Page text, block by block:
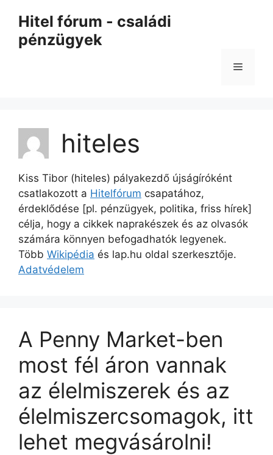
tartalomba
Hitel fórum - családi
pénzügyek
Menü
hiteles
Kiss Tibor (hiteles) pályakezdő újságíróként
csatlakozott a Hitelfórum csapatához,
érdeklődése [pl. pénzügyek, politika, friss hírek]
célja, hogy a cikkek naprakészek és az olvasók
számára könnyen befogadhatók legyenek.
Több Wikipédia és lap.hu oldal szerkesztője.
Adatvédelem
A Penny Market-ben
most fél áron vannak
az élelmiszerek és az
élelmiszercsomagok, itt
lehet megvásárolni!